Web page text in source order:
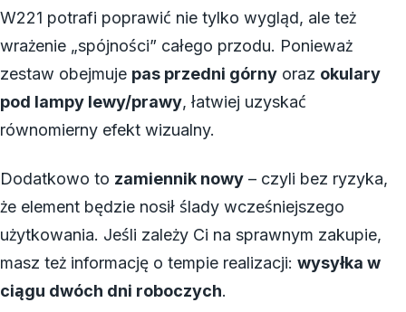
W221 potrafi poprawić nie tylko wygląd, ale też
wrażenie „spójności” całego przodu. Ponieważ
zestaw obejmuje pas przedni górny oraz okulary
pod lampy lewy/prawy, łatwiej uzyskać
równomierny efekt wizualny.
Dodatkowo to zamiennik nowy – czyli bez ryzyka,
że element będzie nosił ślady wcześniejszego
użytkowania. Jeśli zależy Ci na sprawnym zakupie,
masz też informację o tempie realizacji: wysyłka w
ciągu dwóch dni roboczych.